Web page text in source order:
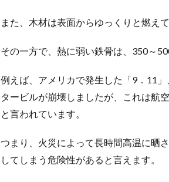
また、木材は表面からゆっくりと燃え
その一方で、熱に弱い鉄骨は、350～
例えば、アメリカで発生した「9．11
タービルが崩壊しましたが、これは航
と言われています。
つまり、火災によって長時間高温に晒
してしまう危険性があると言えます。